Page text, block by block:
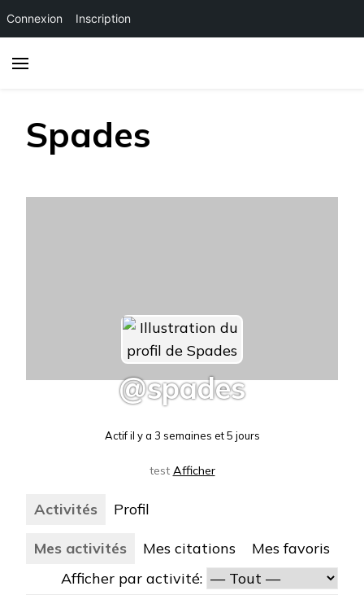
Connexion Inscription
Spades
@spades
Actif il y a 3 semaines et 5 jours
test Afficher
Activités Profil
Mes activités Mes citations
Mes favoris
Afficher par activité: